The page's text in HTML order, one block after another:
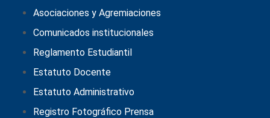
Asociaciones y Agremiaciones
Comunicados institucionales
Reglamento Estudiantil
Estatuto Docente
Estatuto Administrativo
Registro Fotográfico Prensa